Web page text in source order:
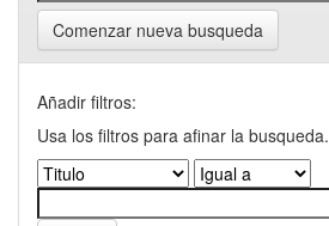
Comenzar nueva busqueda
Añadir filtros:
Usa los filtros para afinar la busqueda.